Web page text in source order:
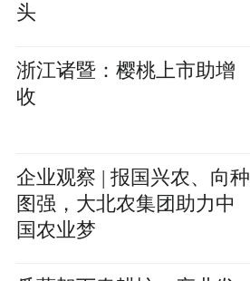
头
浙江诸暨：樱桃上市助增
收
企业观察 | 报国兴农、向种
图强，大北农集团助力中
国农业梦